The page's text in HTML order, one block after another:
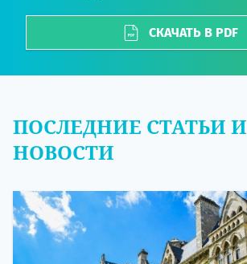
СКАЧАТЬ В PDF
ПОСЛЕДНИЕ СТАТЬИ И
НОВОСТИ